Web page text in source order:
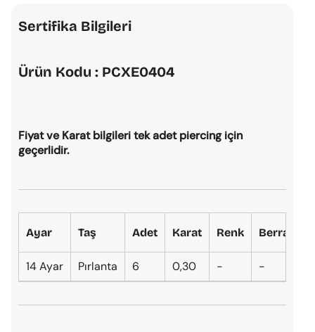
Sertifika Bilgileri
Ürün Kodu : PCXE0404
Fiyat ve Karat bilgileri tek adet piercing için
geçerlidir.
Ayar Taş Adet Karat Renk Berraklık
14 Ayar Pırlanta 6 0,30 - -